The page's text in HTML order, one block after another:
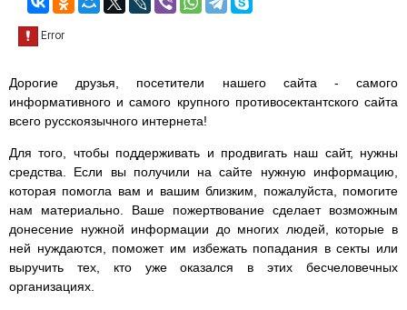
Дорогие друзья, посетители нашего сайта - самого
информативного и самого крупного противосектантского сайта
всего русскоязычного интернета!
Для того, чтобы поддерживать и продвигать наш сайт, нужны
средства. Если вы получили на сайте нужную информацию,
которая помогла вам и вашим близким, пожалуйста, помогите
нам материально. Ваше пожертвование сделает возможным
донесение нужной информации до многих людей, которые в
ней нуждаются, поможет им избежать попадания в секты или
выручить тех, кто уже оказался в этих бесчеловечных
организациях.